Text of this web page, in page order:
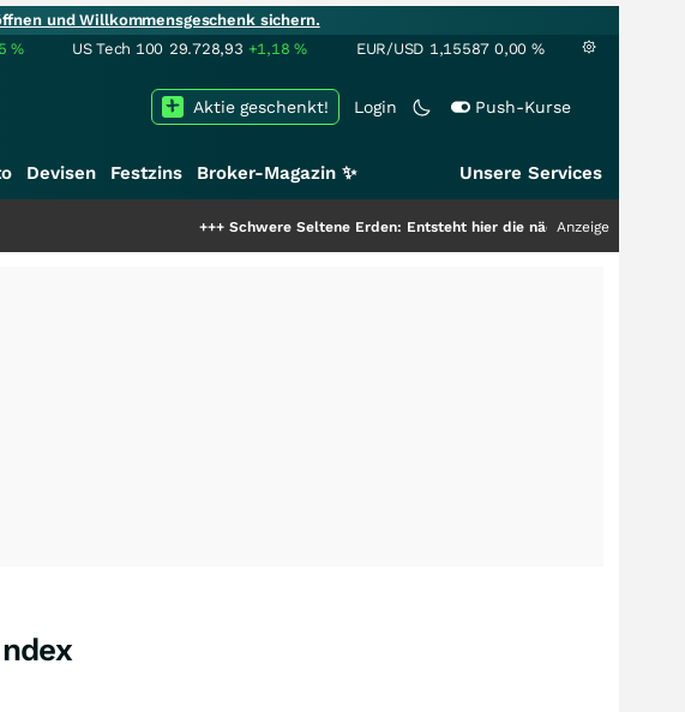
und Willkommensgeschenk sichern.
% US Tech 100 29.728,93 +1,18% EUR/USD 1,15587 0,00 %
Login Push-Kurse
Aktie geschenkt!
Devisen Festzins Broker-Magazin ✨ Unsere Services
Schwere Seltene Erden: Entsteht hier die nächste Milliardenstory?+++
Anzeige